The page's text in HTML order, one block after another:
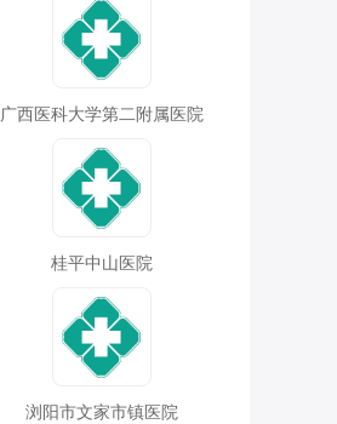
广西医科大学第二附属医院
桂平中山医院
浏阳市文家市镇医院